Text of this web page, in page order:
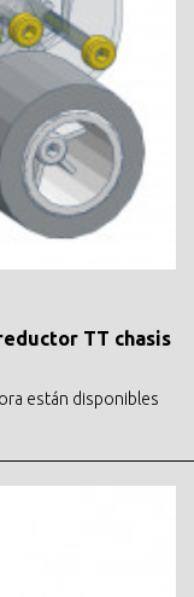
TT chasis
están disponibles